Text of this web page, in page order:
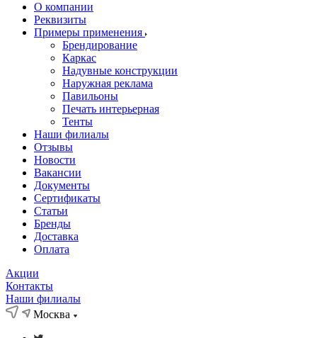
О компании
Реквизиты
Примеры применения
Брендирование
Каркас
Надувные конструкции
Наружная реклама
Павильоны
Печать интерьерная
Тенты
Наши филиалы
Отзывы
Новости
Вакансии
Документы
Cертификаты
Статьи
Бренды
Доставка
Оплата
Акции
Контакты
Наши филиалы
Москва